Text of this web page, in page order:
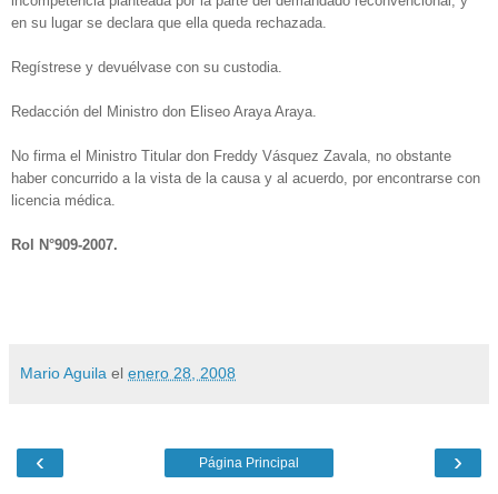
en su lugar se declara que ella queda rechazada.
Regístrese y devuélvase con su custodia.
Redacción del Ministro don Eliseo Araya Araya.
No firma el Ministro Titular don Freddy Vásquez Zavala, no obstante
haber concurrido a la vista de la causa y al acuerdo, por encontrarse con
licencia médica.
Rol N°909-2007.
Mario Aguila el enero 28, 2008
‹ ›
Página Principal